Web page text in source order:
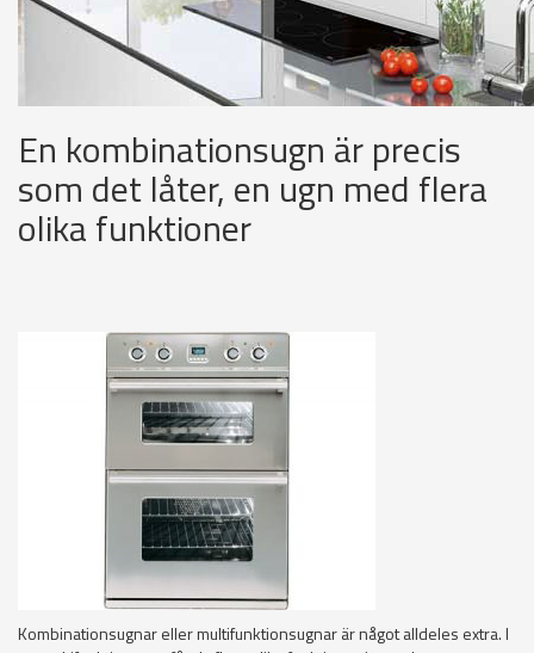
En kombinationsugn är precis
som det låter, en ugn med flera
olika funktioner
Kombinationsugnar eller multifunktionsugnar är något alldeles extra. I